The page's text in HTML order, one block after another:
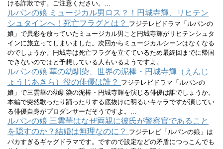
ける詐欺です。ご注意ください。...
ルパンの娘 ミュージカル男ロス？！円城寺輝、リヒテン
シュタインへ！死亡フラグとは？ フジテレビドラマ「ルパンの
娘」で異彩を放っていたミュージカル男こと円城寺輝がリヒテンシュタ
インに旅立ってしまいました。次回からミュージカルシーンはなくなる
のでしょうか。円城寺は死亡フラグを立てているため最終回までに帰国
できないのではと予想している人もいるようですよ。...
ルパンの娘 華の幼馴染、世界の泥棒・円城寺輝（えんじ
ょうじあきら）役の俳優は誰？ フジテレビドラマ「ルパンの
娘」で三雲華の幼馴染の泥棒・円城寺輝を演じる俳優は誰でしょうか。
本編で突然歌ったり踊ったりする底抜けに明るいキャラですが演じてい
る俳優自身がプロダンサーだそうですよ。...
ルパンの娘 三雲華はなぜ両親に彼氏が警察官であること
を隠すのか？結婚は無理なのに？ フジテレビ「ルパンの娘」は
バカすぎるギャグドラマです。ですので設定などの矛盾につっこんでも